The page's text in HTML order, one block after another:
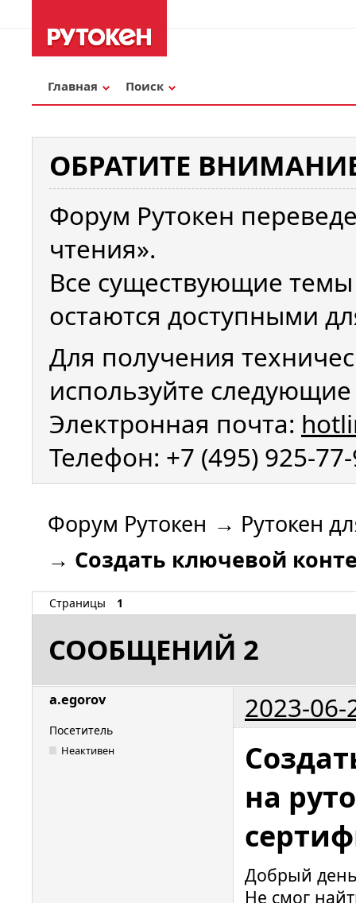
Главная Поиск
ОБРАТИТЕ
Форум Рутокен
чтения».
Все существующие
остаются доступными
Для получения
используйте
Электронная почта:
Телефон: +7 (495) 925-
Форум Рутокен → Рутокен
→ Создать ключевой
Страницы 1
СООБЩЕНИЙ 2
a.egorov 2023-06-
Посетитель
Неактивен
на
Добрый
Не смог